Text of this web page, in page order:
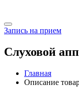
Запись на прием
Слуховой
Главная
Описание